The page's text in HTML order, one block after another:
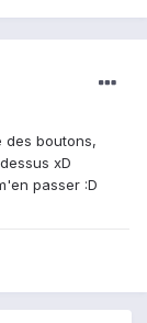
des boutons,
xD
passer :D